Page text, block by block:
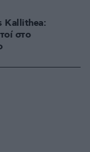
Kallithea:
στο